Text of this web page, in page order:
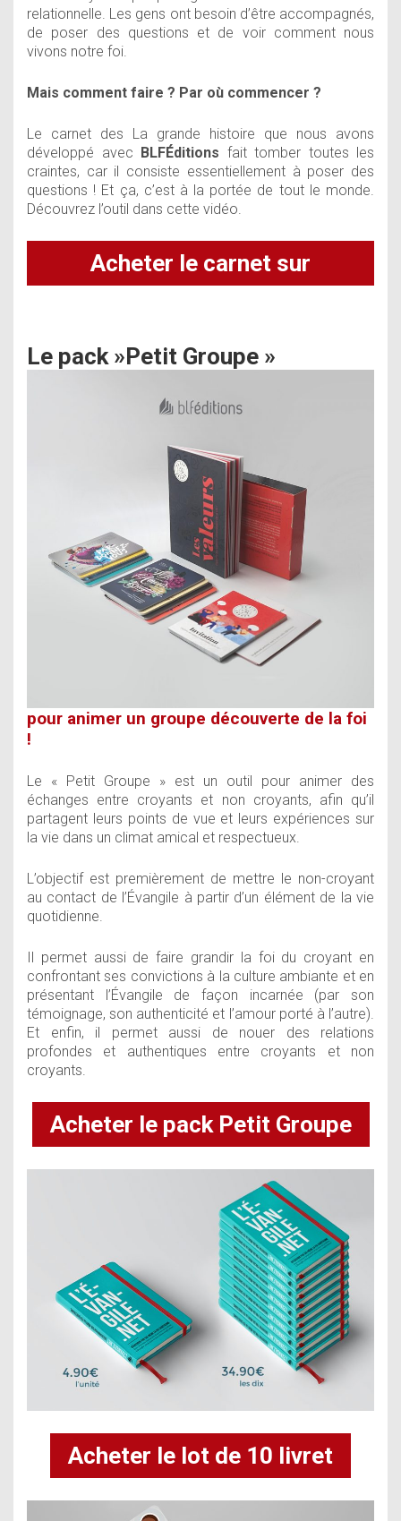
relationnelle. Les gens ont besoin d’être accompagnés,
de poser des questions et de voir comment nous
vivons notre foi.
Mais comment faire ? Par où commencer ?
Le carnet des La grande histoire que nous avons
développé avec
BLFÉditions fait tomber toutes les
craintes, car il consiste essentiellement à poser des
questions ! Et ça, c’est à la portée de tout le monde.
Découvrez l’outil dans cette vidéo.
Acheter le carnet sur
Le pack »Petit Groupe »
pour animer un groupe découverte de la foi
!
Le « Petit Groupe » est un outil pour animer des
échanges entre croyants et non croyants, afin qu’il
partagent leurs points de vue et leurs expériences sur
la vie dans un climat amical et respectueux.
L’objectif est premièrement de mettre le non-croyant
au contact de l’Évangile à partir d’un élément de la vie
quotidienne.
Il permet aussi de faire grandir la foi du croyant en
confrontant ses convictions à la culture ambiante et en
présentant l’Évangile de façon incarnée (par son
témoignage, son authenticité et l’amour porté à l’autre).
Et enfin, il permet aussi de nouer des relations
profondes et authentiques entre croyants et non
croyants.
Acheter le pack Petit Groupe
Acheter le lot de 10 livret